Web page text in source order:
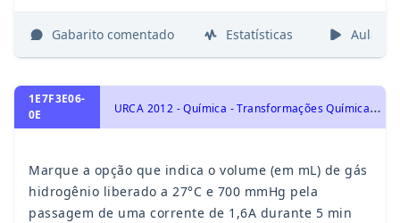
Gabarito comentado Estatísticas Aulas
1E7F3E06-
0E
U
RCA 2012 - Química - Transformações Químicas e Energia, Eletroquímica: Oxirredução, Potenciais Padrão de Redução, Pilha, Eletrólise e Leis de Faraday.
Marque a opção que indica o volume (em mL) de gás
hidrogênio liberado a 27°C e 700 mmHg pela
passagem de uma corrente de 1,6A durante 5 min